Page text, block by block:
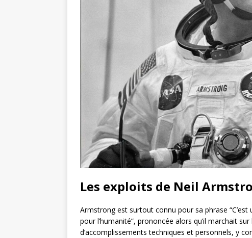
Les exploits de Neil
Armstrong est surtout connu pour sa phrase
pour l’humanité”, prononcée alors qu’il marchait
d’accomplissements techniques et personnels, y